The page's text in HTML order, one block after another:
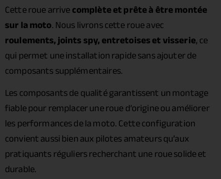
Cette roue arrivecomplète et prête à être montée
sur la moto. Nous livrons cette roue avec
roulements, joints spy, entretoises et visserie, ce
qui permet une installation rapide sans ajouter de
composants supplémentaires.
Les composants de qualité garantissent un montage
fiable pour remplacer une roue d’origine ou améliorer
les performances de la moto. Cette configuration
convient aussi bien aux pilotes amateurs qu’aux
pratiquants réguliers recherchant une roue solide et
durable.